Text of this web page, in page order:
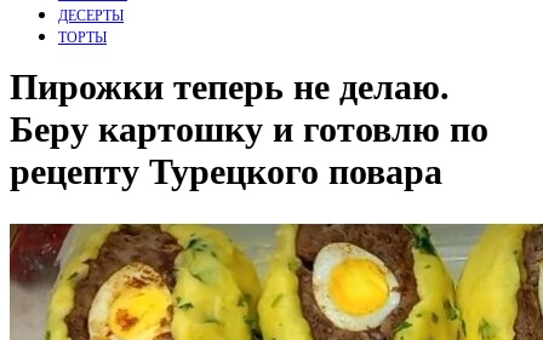
ДЕСЕРТЫ
ТОРТЫ
Пирожки теперь не делаю.
Беру картошку и готовлю по
рецепту Турецкого повара